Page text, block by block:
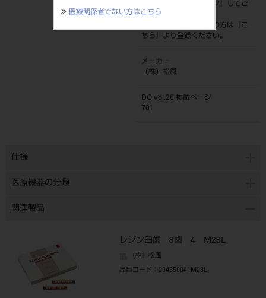
≫ 医療関係者でない方はこちら
ログイン
』してご
覧ください。
ネット会員登録がまだの方は『
こ
ちら
』より登録ください。
メーカー
（株）松風
DO vol.26 掲載ページ
701
仕様
医療機器の分類
関連製品
レジン臼歯 8歯 4 M28L
（株）松風
品目コード ：204350041M28L